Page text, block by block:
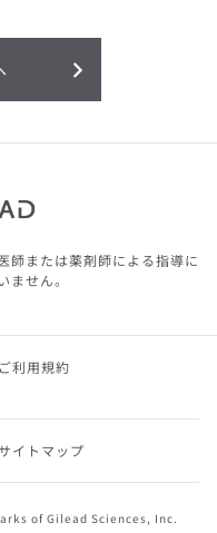
きなかったことよ
切の責任を負いか
またはその製品の
その他医療関係者
サービスを提供す
サイトに表示され
師その他医療関係
サービスの利用規約
これを承認した方を
師または薬剤師による指導に
ません。
of Gilead Sciences, Inc.
ご利用規約
イトマップ